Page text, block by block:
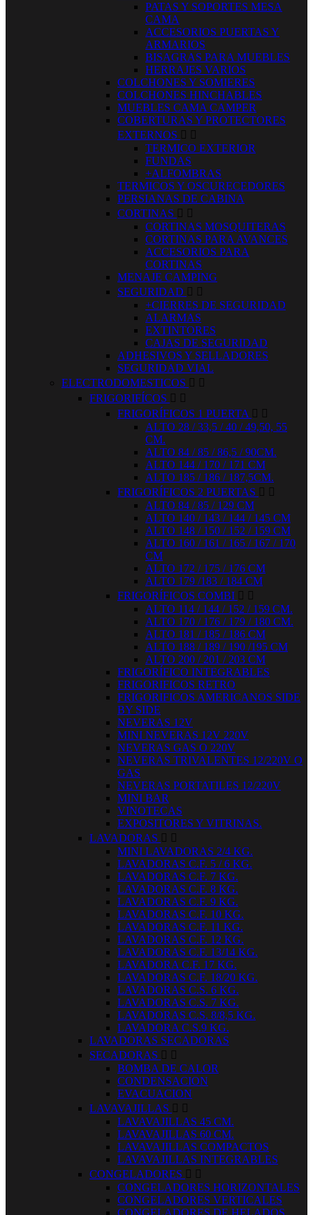
PATAS Y SOPORTES MESA
CAMA
ACCESORIOS PUERTAS Y
ARMARIOS
BISAGRAS PARA MUEBLES
HERRAJES VARIOS
COLCHONES Y SOMIERES
COLCHONES HINCHABLES
MUEBLES CAMA CAMPER
COBERTURAS Y PROTECTORES
EXTERNOS  
TERMICO EXTERIOR
FUNDAS
+ALFOMBRAS
TERMICOS Y OSCURECEDORES
PERSIANAS DE CABINA
CORTINAS  
CORTINAS MOSQUITERAS
CORTINAS PARA AVANCES
ACCESORIOS PARA
CORTINAS
MENAJE CAMPING
SEGURIDAD  
+CIERRES DE SEGURIDAD
ALARMAS
EXTINTORES
CAJAS DE SEGURIDAD
ADHESIVOS Y SELLADORES
SEGURIDAD VIAL
ELECTRODOMESTICOS  
FRIGORIFÍCOS  
FRIGORÍFICOS 1 PUERTA  
ALTO 28 / 33,5 / 40 / 49,50, 55
CM.
ALTO 84 / 85 / 86,5 / 90CM.
ALTO 144 / 170 / 171 CM
ALTO 185 / 186 / 187,5CM.
FRIGORÍFICOS 2 PUERTAS  
ALTO 84 / 85 / 129 CM
ALTO 140 / 143 / 144 / 145 CM
ALTO 148 / 150 / 152 / 159 CM
ALTO 160 / 161 / 165 / 167 / 170
CM
ALTO 172 / 175 / 176 CM
ALTO 179 /183 / 184 CM
FRIGORÍFICOS COMBI  
ALTO 114 / 144 / 152 / 159 CM.
ALTO 170 / 176 / 179 / 180 CM.
ALTO 181 / 185 / 186 CM
ALTO 188 / 189 / 190 /195 CM
ALTO 200 / 201 / 203 CM
FRIGORÍFICO INTEGRABLES
FRIGORIFICOS RETRO
FRIGORIFICOS AMERICANOS SIDE
BY SIDE
NEVERAS 12V
MINI NEVERAS 12V 220V
NEVERAS GAS O 220V
NEVERAS TRIVALENTES 12/220V O
GAS
NEVERAS PORTATILES 12/220V
MINI BAR
VINOTECAS
EXPOSITORES Y VITRINAS.
LAVADORAS  
MINI LAVADORAS 2/4 KG.
LAVADORAS C.F. 5 / 6 KG.
LAVADORAS C.F. 7 KG.
LAVADORAS C.F. 8 KG.
LAVADORAS C.F. 9 KG.
LAVADORAS C.F. 10 KG.
LAVADORAS C.F. 11 KG.
LAVADORAS C.F. 12 KG.
LAVADORAS C.F. 13/14 KG.
LAVADORA C.F. 17 KG.
LAVADORAS C.F. 18/20 KG.
LAVADORAS C.S. 6 KG.
LAVADORAS C.S. 7 KG.
LAVADORAS C.S. 8/8,5 KG.
LAVADORA C.S.9 KG.
LAVADORAS SECADORAS
SECADORAS  
BOMBA DE CALOR
CONDENSACION
EVACUACION
LAVAVAJILLAS  
LAVAVAJILLAS 45 CM.
LAVAVAJILLAS 60 CM.
LAVAVAJILLAS COMPACTOS
LAVAVAJILLAS INTEGRABLES
CONGELADORES  
CONGELADORES HORIZONTALES
CONGELADORES VERTICALES
CONGELADORES DE HELADOS